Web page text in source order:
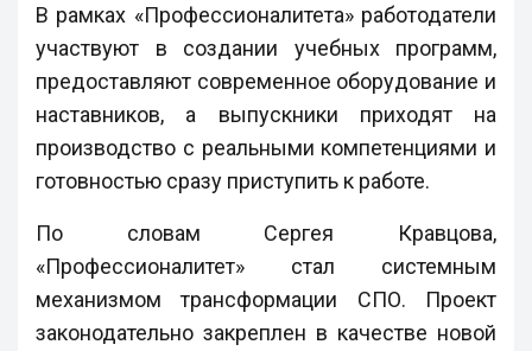
В рамках «Профессионалитета» работодатели
участвуют в создании учебных программ,
предоставляют современное оборудование и
наставников, а выпускники приходят на
производство с реальными компетенциями и
готовностью сразу приступить к работе.
По словам Сергея Кравцова,
«Профессионалитет» стал системным
механизмом трансформации СПО. Проект
законодательно закреплен в качестве новой